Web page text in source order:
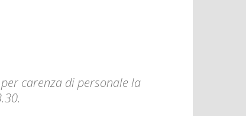
carenza di personale la